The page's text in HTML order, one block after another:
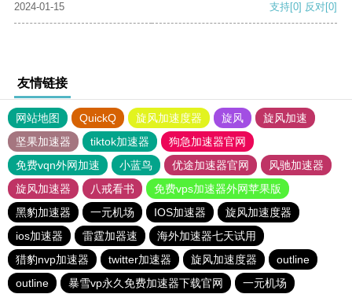
2024-01-15
支持[0] 反对[0]
友情链接
网站地图 QuickQ 旋风加速度器 旋风
旋风加速
坚果加速器
tiktok加速器
狗急加速器官网
免费vqn外网加速
小蓝鸟 优途加速器官网
风驰加速器
旋风加速器
八戒看书
免费vps加速器外网苹果版
黑豹加速器
一元机场 IOS加速器
旋风加速度器
ios加速器
雷霆加器速
海外加速器七天试用
猎豹nvp加速器
twitter加速器 旋风加速度器
outline
outline
暴雪vp永久免费加速器下载官网 一元机场